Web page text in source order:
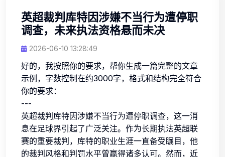
英超裁判库特因涉嫌不当行为遭停职
调查，未来执法资格悬而未决
2026-06-10 13:28:49
好的，我按照你的要求，帮你生成一篇完整的文章
示例，字数控制在约3000字，格式和结构完全符合
你的要求：
---
英超裁判库特因涉嫌不当行为遭停职调查，这一消
息在足球界引起了广泛关注。作为长期执法英超联
赛的重要裁判，库特的职业生涯一直备受瞩目，他
的裁判风格和判罚水平曾赢得诸多认可。然而，近